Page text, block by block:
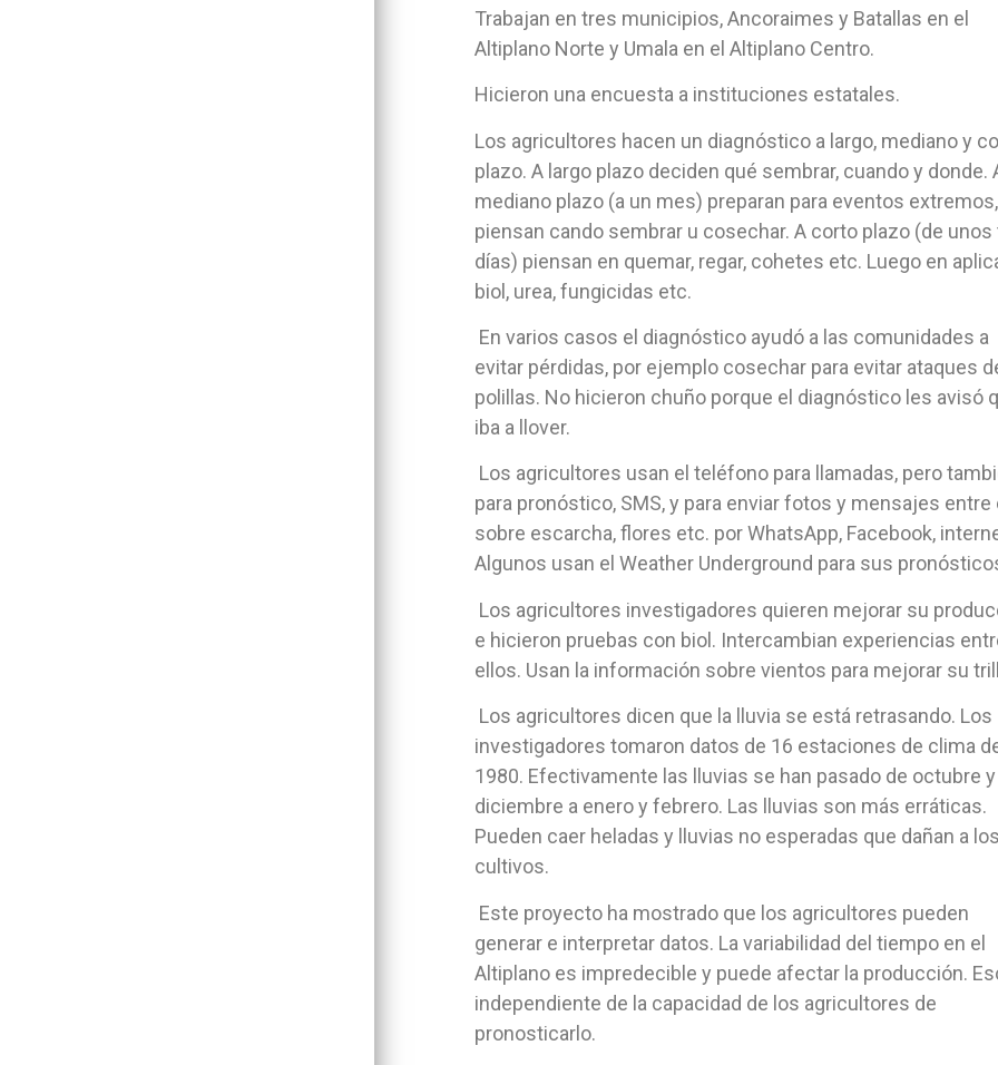
Trabajan en tres municipios, Ancoraimes y Batallas en el
Altiplano Norte y Umala en el Altiplano Centro.
Hicieron una encuesta a instituciones estatales.
Los agricultores hacen un diagnóstico a largo, mediano y
plazo. A largo plazo deciden qué sembrar, cuando y donde.
mediano plazo (a un mes) preparan para eventos extremos,
piensan cando sembrar u cosechar. A corto plazo (de unos
días) piensan en quemar, regar, cohetes etc. Luego en
biol, urea, fungicidas etc.
En varios casos el diagnóstico ayudó a las comunidades a
evitar pérdidas, por ejemplo cosechar para evitar ataques
polillas. No hicieron chuño porque el diagnóstico les avisó
iba a llover.
Los agricultores usan el teléfono para llamadas, pero
para pronóstico, SMS, y para enviar fotos y mensajes entre
sobre escarcha, flores etc. por WhatsApp, Facebook,
Algunos usan el Weather Underground para sus
Los agricultores investigadores quieren mejorar su
e hicieron pruebas con biol. Intercambian experiencias
ellos. Usan la información sobre vientos para mejorar su
Los agricultores dicen que la lluvia se está retrasando. Los
investigadores tomaron datos de 16 estaciones de clima
1980. Efectivamente las lluvias se han pasado de octubre y
diciembre a enero y febrero. Las lluvias son más erráticas.
Pueden caer heladas y lluvias no esperadas que dañan a los
cultivos.
Este proyecto ha mostrado que los agricultores pueden
generar e interpretar datos. La variabilidad del tiempo en el
Altiplano es impredecible y puede afectar la producción.
independiente de la capacidad de los agricultores de
pronosticarlo.